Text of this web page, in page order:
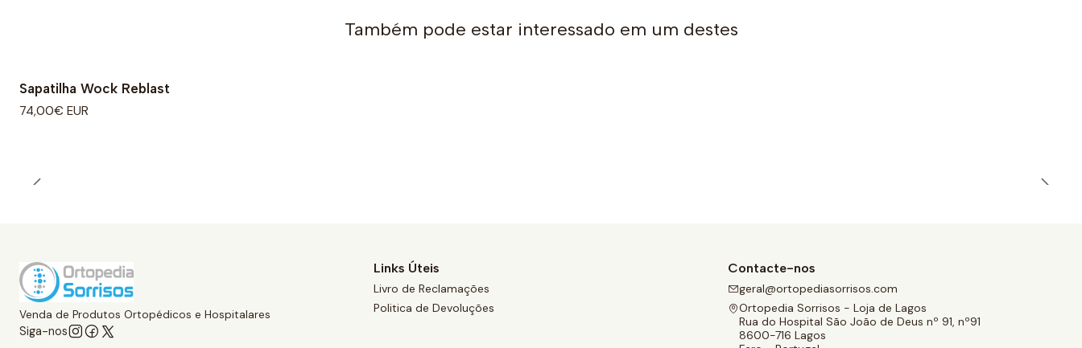
Também pode estar interessado em um destes
Sapatilha Wock Reblast
74,00€ EUR
Venda de Produtos Ortopédicos e Hospitalares
Siga-nos
Links Úteis
Livro de Reclamações
Politica de Devoluções
Contacte-nos
geral@ortopediasorrisos.com
Ortopedia Sorrisos - Loja de Lagos
Rua do Hospital São João de Deus nº 91, nº91
8600-716 Lagos